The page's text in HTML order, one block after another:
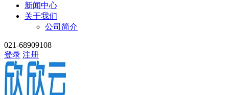
新闻中心
关于我们
公司简介
021-68909108
登录 注册